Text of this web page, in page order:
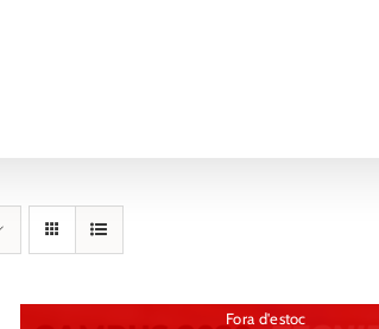
Fora d'estoc